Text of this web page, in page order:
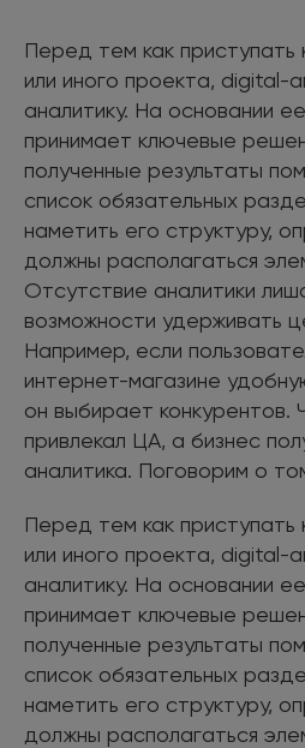
Перед тем как приступать
или иного проекта, digital-
аналитику. На основании
принимает ключевые
полученные результаты
список обязательных
наметить его структуру,
должны располагаться
Отсутствие аналитики
возможности удерживать
Например, если
интернет-магазине
он выбирает конкурентов.
привлекал ЦА, а бизнес
аналитика. Поговорим о
Перед тем как приступать
или иного проекта, digital-
аналитику. На основании
принимает ключевые
полученные результаты
список обязательных
наметить его структуру,
должны располагаться